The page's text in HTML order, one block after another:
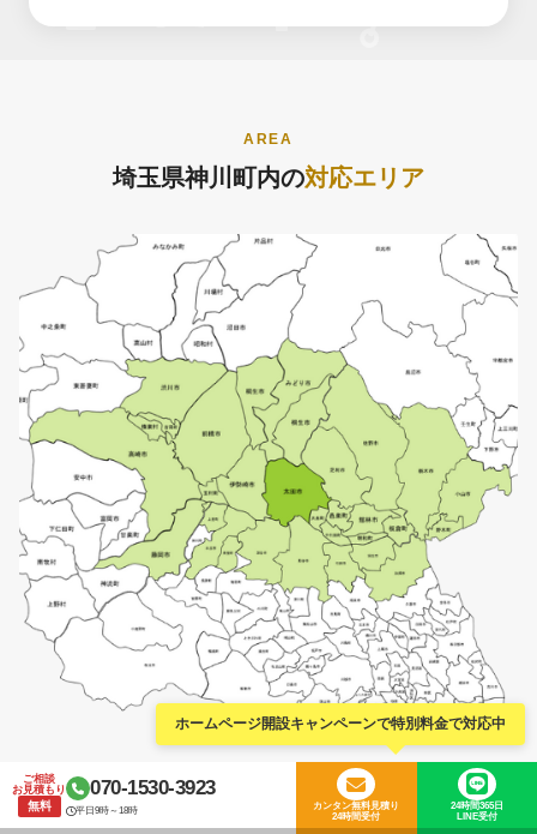
AREA
埼玉県神川町内の対応エリア
埼玉県神川町内の主な対応地域
ホームページ開設キャンペーンで特別料金で対応中
ご相談
お見積もり
無料
070-1530-3923
平日9時～18時
カンタン無料見積り
24時間受付
24時間365日
LINE受付